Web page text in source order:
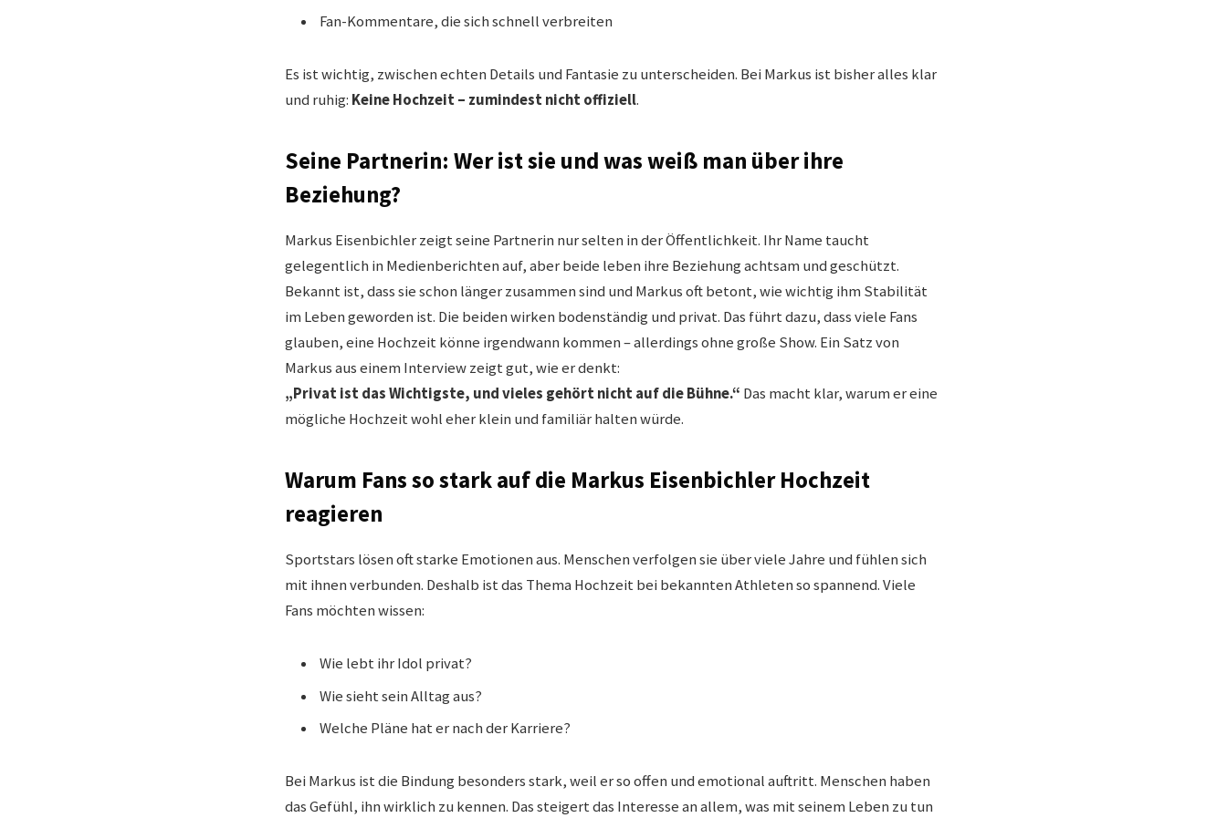
Fan-Kommentare, die sich schnell verbreiten
Es ist wichtig, zwischen echten Details und Fantasie zu unterscheiden. Bei Markus ist bisher alles klar
und ruhig: Keine Hochzeit – zumindest nicht offiziell.
Seine Partnerin: Wer ist sie und was weiß man über ihre
Beziehung?
Markus Eisenbichler zeigt seine Partnerin nur selten in der Öffentlichkeit. Ihr Name taucht
gelegentlich in Medienberichten auf, aber beide leben ihre Beziehung achtsam und geschützt.
Bekannt ist, dass sie schon länger zusammen sind und Markus oft betont, wie wichtig ihm Stabilität
im Leben geworden ist. Die beiden wirken bodenständig und privat. Das führt dazu, dass viele Fans
glauben, eine Hochzeit könne irgendwann kommen – allerdings ohne große Show. Ein Satz von
Markus aus einem Interview zeigt gut, wie er denkt:
„Privat ist das Wichtigste, und vieles gehört nicht auf die Bühne.“ Das macht klar, warum er eine
mögliche Hochzeit wohl eher klein und familiär halten würde.
Warum Fans so stark auf die Markus Eisenbichler Hochzeit
reagieren
Sportstars lösen oft starke Emotionen aus. Menschen verfolgen sie über viele Jahre und fühlen sich
mit ihnen verbunden. Deshalb ist das Thema Hochzeit bei bekannten Athleten so spannend. Viele
Fans möchten wissen:
Wie lebt ihr Idol privat?
Wie sieht sein Alltag aus?
Welche Pläne hat er nach der Karriere?
Bei Markus ist die Bindung besonders stark, weil er so offen und emotional auftritt. Menschen haben
das Gefühl, ihn wirklich zu kennen. Das steigert das Interesse an allem, was mit seinem Leben zu tun